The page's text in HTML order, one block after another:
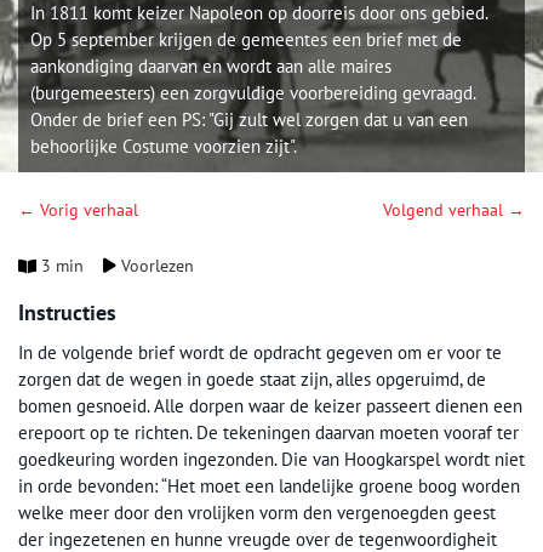
In 1811 komt keizer Napoleon op doorreis door ons gebied.
Op 5 september krijgen de gemeentes een brief met de
aankondiging daarvan en wordt aan alle maires
(burgemeesters) een zorgvuldige voorbereiding gevraagd.
Onder de brief een PS: "Gij zult wel zorgen dat u van een
behoorlijke Costume voorzien zijt".
← Vorig verhaal Volgend verhaal →
3 min Voorlezen
Instructies
In de volgende brief wordt de opdracht gegeven om er voor te
zorgen dat de wegen in goede staat zijn, alles opgeruimd, de
bomen gesnoeid. Alle dorpen waar de keizer passeert dienen een
erepoort op te richten. De tekeningen daarvan moeten vooraf ter
goedkeuring worden ingezonden. Die van Hoogkarspel wordt niet
in orde bevonden: “Het moet een landelijke groene boog worden
welke meer door den vrolijken vorm den vergenoegden geest
der ingezetenen en hunne vreugde over de tegenwoordigheit